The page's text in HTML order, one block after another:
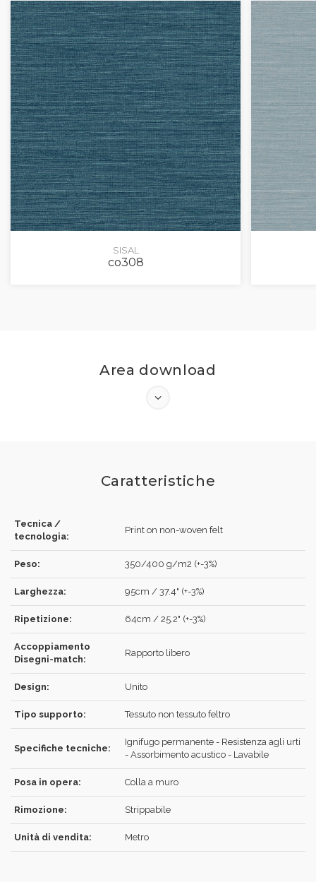
SISAL
co308
Area download
Caratteristiche
Tecnica /
tecnologia:
Print on non-woven felt
Peso: 350/400 g/m2 (+-3%)
Larghezza: 95cm / 37.4" (+-3%)
Ripetizione: 64cm / 25.2" (+-3%)
Accoppiamento
Disegni-match:
Rapporto libero
Design: Unito
Tipo supporto: Tessuto non tessuto feltro
Specifiche tecniche:
Ignifugo permanente - Resistenza agli urti
- Assorbimento acustico - Lavabile
Posa in opera: Colla a muro
Rimozione: Strippabile
Unità di vendita: Metro